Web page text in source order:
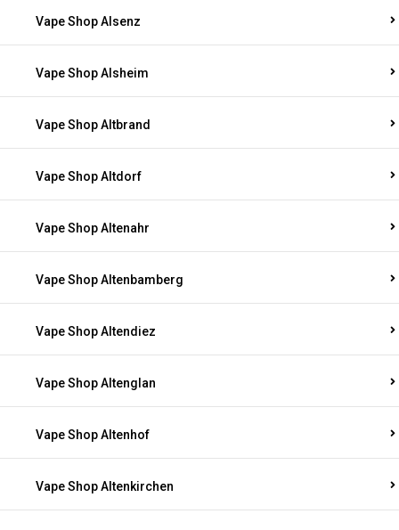
Vape Shop Alsenz
Vape Shop Alsheim
Vape Shop Altbrand
Vape Shop Altdorf
Vape Shop Altenahr
Vape Shop Altenbamberg
Vape Shop Altendiez
Vape Shop Altenglan
Vape Shop Altenhof
Vape Shop Altenkirchen